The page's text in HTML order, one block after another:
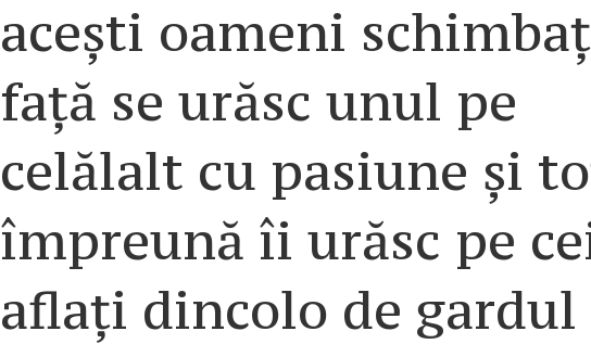
acești oameni
față se urăsc unul pe
celălalt cu pasiune și
împreună îi urăsc pe
aflați dincolo de gardul